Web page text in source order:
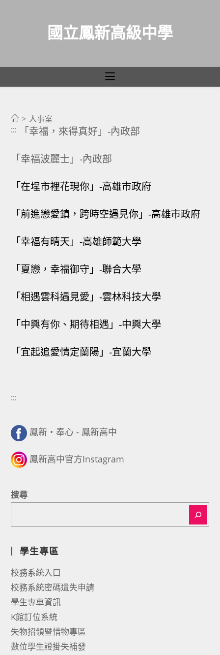
國立鳳新高級中學
> 人事室
:::
「幸福，來得真好」-內政部
「幸福波麗士」-內政部
「在埕市裡花現你」-高雄市政府
「前進戀愛鎮，跨時空遇見你」-高雄市政府
「幸福有晴天」-高雄師範大學
「夏戀，幸福御守」-聯合大學
「相遇雲科遇見愛」-雲林科技大學
「中興有你、期待相遇」-中興大學
「宜起追愛情定蘭陽」-宜蘭大學
:::
鳳新・奉心 - 鳳新高中
鳳新高中官方Instagram
搜尋
學生專區
校務系統入口
校務系統密碼遺失申請
學生專車資訊
K館訂位系統
失物招領暨惜物專區
數位學生證掛失補發